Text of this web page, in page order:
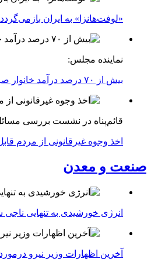
«لوفت‌هانزا» به ایران بازمی‌گردد
نماینده مجلس:
بیش از ۷۰ درصد درآمد خانوار صرف اجاره خانه می‌شود
قائم‌پناه در نشست بررسی
اخذ وجوه غیرقانونی از مردم
صنعت و معدن
انرژی خورشیدی به تنهایی ناجی
آخرین اظهارات وزیر نیرو درمورد خاموشی‌ها/معافیت ۴